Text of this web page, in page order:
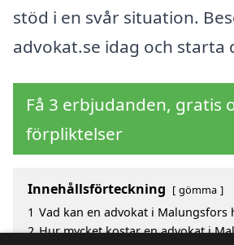
stöd i en svår situation.
advokat.se idag och starta
Få 3 erbjudanden, gratis
förpliktelser
Innehållsförteckning gömma
1 Vad kan en advokat i Malungsfors
2 Hur mycket kostar en advokat i